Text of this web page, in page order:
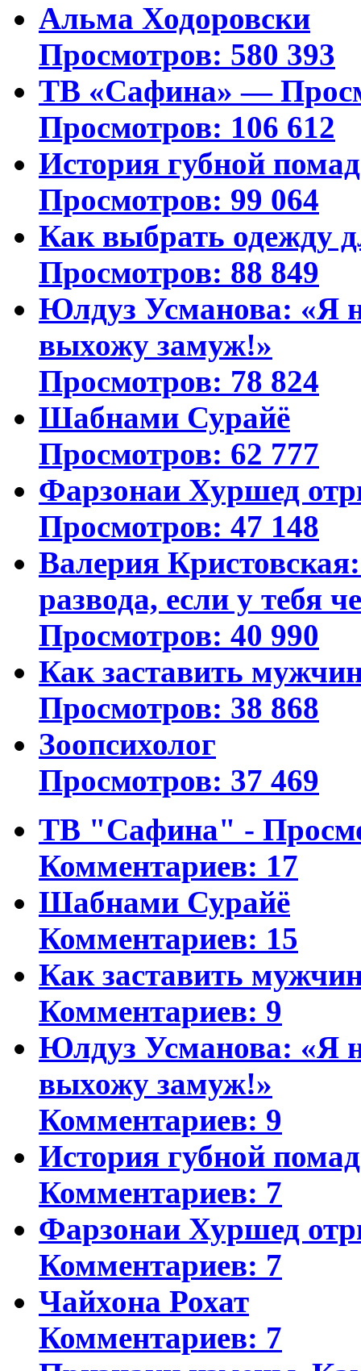
Альма Ходоровски
Просмотров: 580 393
ТВ «Сафина» —
Просмотров: 106 612
История губной
Просмотров: 99 064
Как выбрать одежду
Просмотров: 88 849
Юлдуз Усманова: «Я
выхожу замуж!»
Просмотров: 78 824
Шабнами Сурайё
Просмотров: 62 777
Фарзонаи Хуршед
Просмотров: 47 148
Валерия
развода, если у тебя
Просмотров: 40 990
Как заставить
Просмотров: 38 868
Зоопсихолог
Просмотров: 37 469
ТВ "Сафина" -
Комментариев: 17
Шабнами Сурайё
Комментариев: 15
Как заставить
Комментариев: 9
Юлдуз Усманова: «Я
выхожу замуж!»
Комментариев: 9
История губной
Комментариев: 7
Фарзонаи Хуршед
Комментариев: 7
Чайхона Рохат
Комментариев: 7